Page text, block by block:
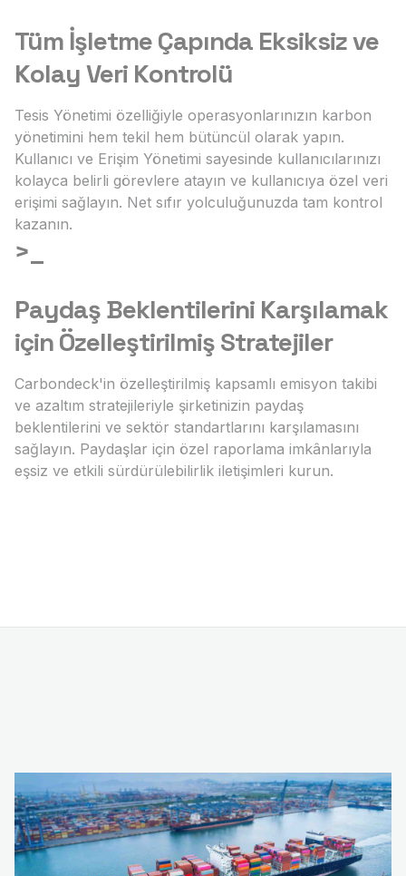
Tüm İşletme Çapında Eksiksiz ve
Kolay Veri Kontrolü
Tesis Yönetimi özelliğiyle operasyonlarınızın karbon
yönetimini hem tekil hem bütüncül olarak yapın.
Kullanıcı ve Erişim Yönetimi sayesinde kullanıcılarınızı
kolayca belirli görevlere atayın ve kullanıcıya özel veri
erişimi sağlayın. Net sıfır yolculuğunuzda tam kontrol
kazanın.
>_
Paydaş Beklentilerini Karşılamak
için Özelleştirilmiş Stratejiler
Carbondeck'in özelleştirilmiş kapsamlı emisyon takibi
ve azaltım stratejileriyle şirketinizin paydaş
beklentilerini ve sektör standartlarını karşılamasını
sağlayın. Paydaşlar için özel raporlama imkânlarıyla
eşsiz ve etkili sürdürülebilirlik iletişimleri kurun.